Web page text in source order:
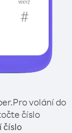
Pro volání do
číslo
číslo